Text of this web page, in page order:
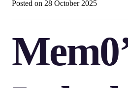
Posted on 28 October 2025